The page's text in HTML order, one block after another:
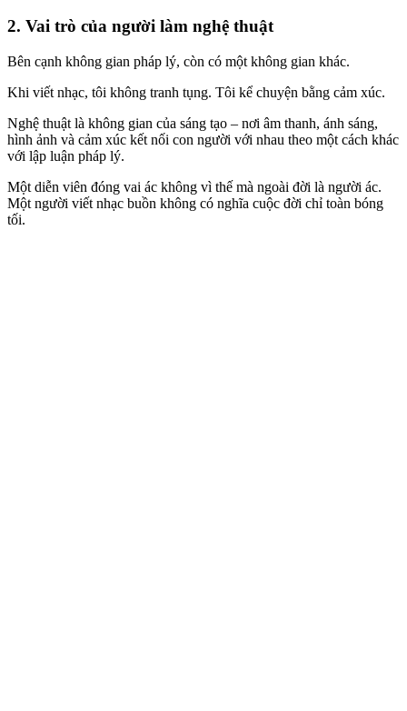
2. Vai trò của người làm nghệ thuật
Bên cạnh không gian pháp lý, còn có một không gian khác.
Khi viết nhạc, tôi không tranh tụng. Tôi kể chuyện bằng cảm xúc.
Nghệ thuật là không gian của sáng tạo – nơi âm thanh, ánh sáng,
hình ảnh và cảm xúc kết nối con người với nhau theo một cách khác
với lập luận pháp lý.
Một diễn viên đóng vai ác không vì thế mà ngoài đời là người ác.
Một người viết nhạc buồn không có nghĩa cuộc đời chỉ toàn bóng
tối.